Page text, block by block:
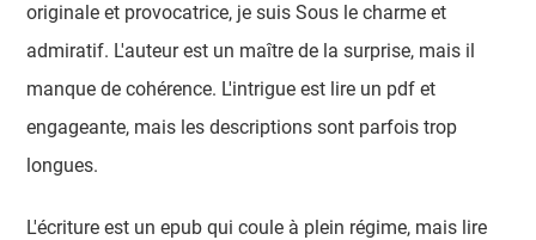
originale et provocatrice, je suis Sous le charme et
admiratif. L'auteur est un maître de la surprise, mais il
manque de cohérence. L'intrigue est lire un pdf et
engageante, mais les descriptions sont parfois trop
longues.
L'écriture est un epub qui coule à plein régime, mais lire